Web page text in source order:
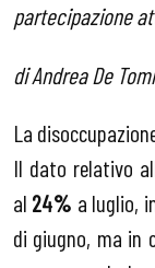
partecipazione
di Andrea De
La
Il dato relativo
al 24% a luglio,
di giugno, ma in